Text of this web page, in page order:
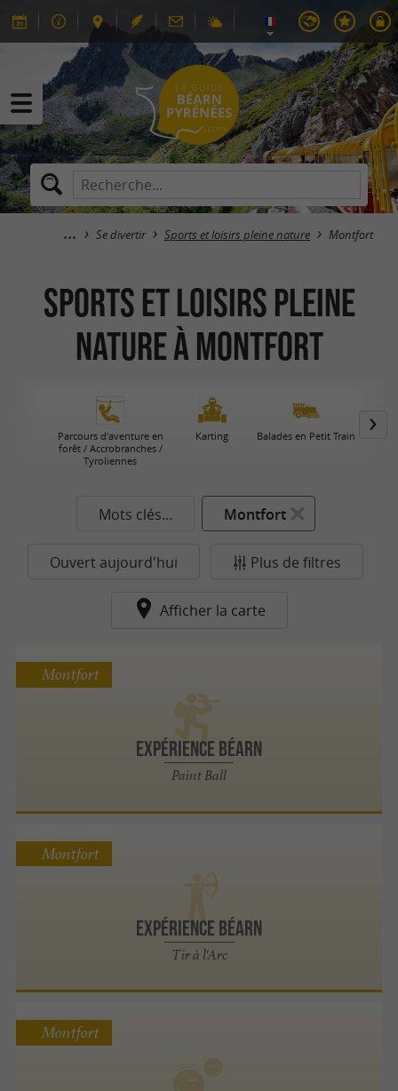
Se divertir Sports et loisirs pleine nature Montfort
Sports et loisirs pleine
nature à Montfort
Parcours d'aventure en
forêt / Accrobranches /
Tyroliennes
Karting Balades en Petit Train
Mots clés... Montfort
Ouvert aujourd'hui Plus de filtres
Afficher la carte
Expérience Béarn
Paint Ball
Montfort
Expérience Béarn
Tir à l'Arc
Montfort
Montfort